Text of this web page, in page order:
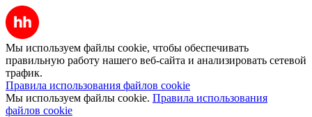
Мы используем файлы cookie, чтобы обеспечивать
правильную работу нашего веб-сайта и анализировать сетевой
трафик.
Правила использования файлов cookie
Мы используем файлы cookie. Правила использования
файлов cookie